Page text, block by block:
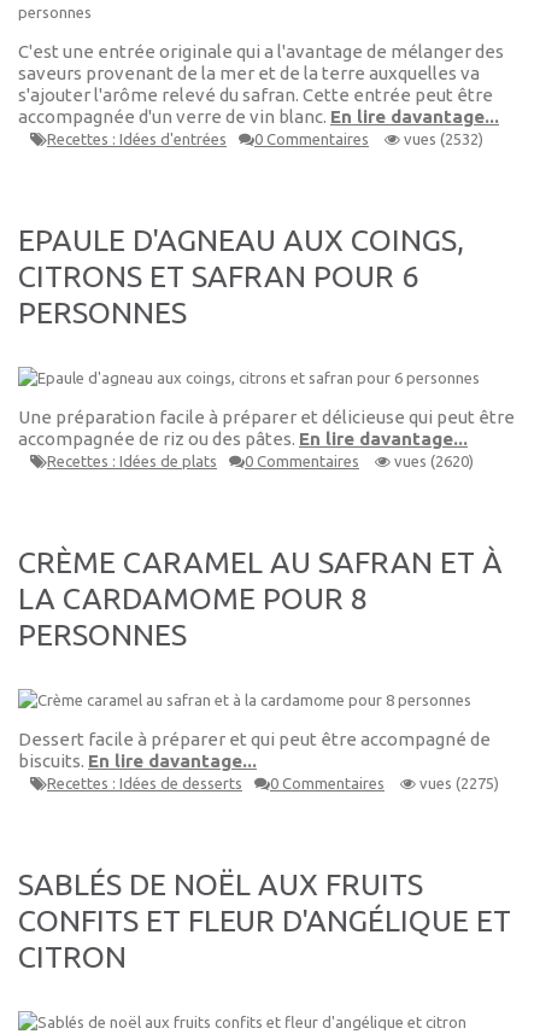
C'est une entrée originale qui a l'avantage de mélanger des
saveurs provenant de la mer et de la terre auxquelles va
s'ajouter l'arôme relevé du safran. Cette entrée peut être
accompagnée d'un verre de vin blanc. En lire davantage...
Recettes : Idées d'entrées 0 Commentaires vues (2532)
EPAULE D'AGNEAU AUX COINGS,
CITRONS ET SAFRAN POUR 6
PERSONNES
Une préparation facile à préparer et délicieuse qui peut être
accompagnée de riz ou des pâtes. En lire davantage...
Recettes : Idées de plats 0 Commentaires vues (2620)
CRÈME CARAMEL AU SAFRAN ET À
LA CARDAMOME POUR 8
PERSONNES
Dessert facile à préparer et qui peut être accompagné de
biscuits. En lire davantage...
Recettes : Idées de desserts 0 Commentaires vues (2275)
SABLÉS DE NOËL AUX FRUITS
CONFITS ET FLEUR D'ANGÉLIQUE ET
CITRON